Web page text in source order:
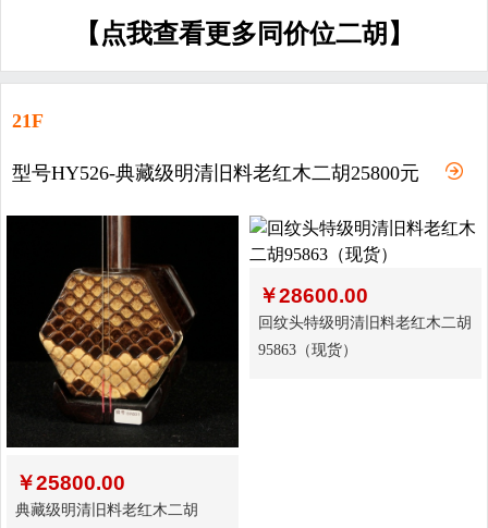
【点我查看更多同价位二胡】
21F
型号HY526-典藏级明清旧料老红木二胡25800元
￥25800.00
典藏级明清旧料老红木二胡
￥28600.00
回纹头特级明清旧料老红木二胡
95863（现货）